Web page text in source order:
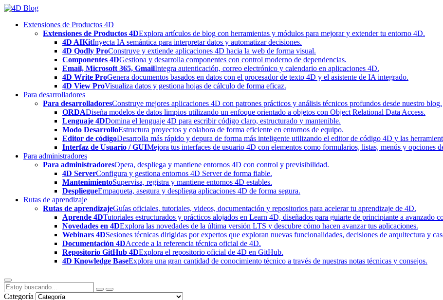
Skip
contentExtensiones de Productos 4D
Extensiones de Productos 4DExplora artículos de blog con herramientas y módulos para mejorar y extender tu entorno 4D.
4D AIKitInyecta IA semántica para interpretar datos y automatizar decisiones.
4D Qodly ProConstruye y extiende aplicaciones 4D hacia la web de forma visual.
Componentes 4DGestiona y desarrolla componentes con control moderno de dependencias.
Email, Microsoft 365, GmailIntegra autenticación, correo electrónico y calendario en aplicaciones 4D.
4D Write ProGenera documentos basados en datos con el procesador de texto 4D y el asistente de IA integrado.
4D View ProVisualiza datos y gestiona hojas de cálculo de forma eficaz.
Para desarrolladores
Para desarrolladoresConstruye mejores aplicaciones 4D con patrones prácticos y análisis técnicos profundos desde nuestro blog.
ORDADiseña modelos de datos limpios utilizando un enfoque orientado a objetos con Object Relational Data Access.
Lenguaje 4DDomina el lenguaje 4D para escribir código claro, estructurado y mantenible.
Modo DesarrolloEstructura proyectos y colabora de forma eficiente en entornos de equipo.
Editor de códigoDesarrolla más rápido y depura de forma más inteligente utilizando el editor de código 4D y las
Interfaz de Usuario / GUIMejora tus interfaces de usuario 4D con elementos como formularios, listas, menús y opciones
Para administradores
Para administradoresOpera, despliega y mantiene entornos 4D con control y previsibilidad.
4D ServerConfigura y gestiona entornos 4D Server de forma fiable.
MantenimientoSupervisa, registra y mantiene entornos 4D estables.
DespliegueEmpaqueta, asegura y despliega aplicaciones 4D de forma segura.
Rutas de aprendizaje
Rutas de aprendizajeGuías oficiales, tutoriales, videos, documentación y repositorios para acelerar tu aprendizaje de 4D.
Aprende 4DTutoriales estructurados y prácticos alojados en Learn 4D, diseñados para guiarte de principiante a avanzado
Novedades en 4DExplora las novedades de la última versión LTS y descubre cómo hacen avanzar tus aplicaciones.
Webinars 4DSesiones técnicas dirigidas por expertos que exploran nuevas funcionalidades, decisiones de arquitectura y
Documentación 4DAccede a la referencia técnica oficial de 4D.
Repositorio GitHub 4DExplora el repositorio oficial de 4D en GitHub.
4D Knowledge BaseExplora una gran cantidad de conocimiento técnico a través de nuestras notas técnicas y consejos.
Categoría